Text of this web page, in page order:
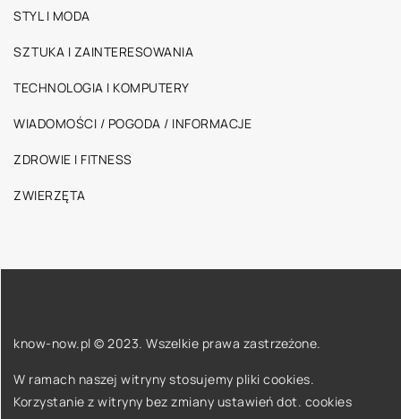
STYL I MODA
SZTUKA I ZAINTERESOWANIA
TECHNOLOGIA I KOMPUTERY
WIADOMOŚCI / POGODA / INFORMACJE
ZDROWIE I FITNESS
ZWIERZĘTA
know-now.pl © 2023. Wszelkie prawa zastrzeżone.
W ramach naszej witryny stosujemy pliki cookies.
Korzystanie z witryny bez zmiany ustawień dot. cookies